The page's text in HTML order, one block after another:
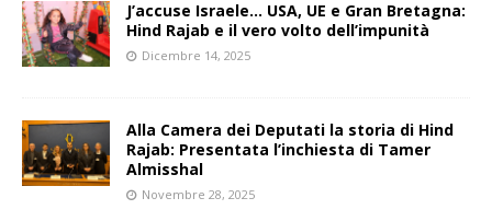
J’accuse Israele… USA, UE e Gran Bretagna:
Hind Rajab e il vero volto dell’impunità
Dicembre 14, 2025
Alla Camera dei Deputati la storia di Hind
Rajab: Presentata l’inchiesta di Tamer
Almisshal
Novembre 28, 2025